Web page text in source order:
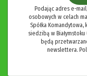
Podając adres e-
osobowych w celach
Spółka
siedzibą w Białymstoku
będą
newslettera.